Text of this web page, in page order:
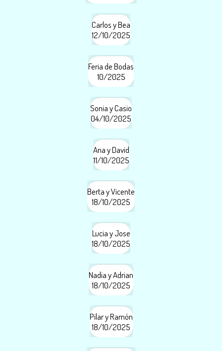
Carlos y Bea
12/10/2025
Feria de Bodas
10/2025
Sonia y Casio
04/10/2025
Ana y David
11/10/2025
Berta y Vicente
18/10/2025
Lucia y Jose
18/10/2025
Nadia y Adrian
18/10/2025
Pilar y Ramón
18/10/2025